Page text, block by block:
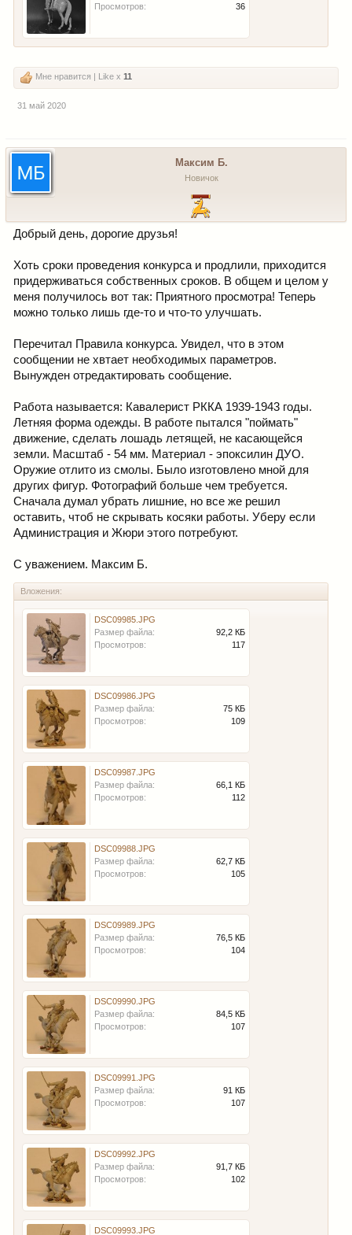
Просмотров:
36
Мне нравится | Like x 11
31 май 2020
Максим Б.
Новичок
Добрый день, дорогие друзья!
Хоть сроки проведения конкурса и продлили, приходится
придерживаться собственных сроков. В общем и целом у
меня получилось вот так: Приятного просмотра! Теперь
можно только лишь где-то и что-то улучшать.
Перечитал Правила конкурса. Увидел, что в этом
сообщении не хвтает необходимых параметров.
Вынужден отредактировать сообщение.
Работа называется: Кавалерист РККА 1939-1943 годы.
Летняя форма одежды. В работе пытался "поймать"
движение, сделать лошадь летящей, не касающейся
земли. Масштаб - 54 мм. Материал - эпоксилин ДУО.
Оружие отлито из смолы. Было изготовлено мной для
других фигур. Фотографий больше чем требуется.
Сначала думал убрать лишние, но все же решил
оставить, чтоб не скрывать косяки работы. Уберу если
Администрация и Жюри этого потребуют.
С уважением. Максим Б.
Вложения:
DSC09985.JPG
Размер файла:
92,2 КБ
Просмотров:
117
DSC09986.JPG
Размер файла:
75 КБ
Просмотров:
109
DSC09987.JPG
Размер файла:
66,1 КБ
Просмотров:
112
DSC09988.JPG
Размер файла:
62,7 КБ
Просмотров:
105
DSC09989.JPG
Размер файла:
76,5 КБ
Просмотров:
104
DSC09990.JPG
Размер файла:
84,5 КБ
Просмотров:
107
DSC09991.JPG
Размер файла:
91 КБ
Просмотров:
107
DSC09992.JPG
Размер файла:
91,7 КБ
Просмотров:
102
DSC09993.JPG